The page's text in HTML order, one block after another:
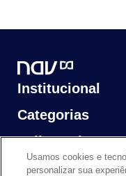
Institucional
Categorias
Saiba Mais
Usamos cookies e
personalizar sua